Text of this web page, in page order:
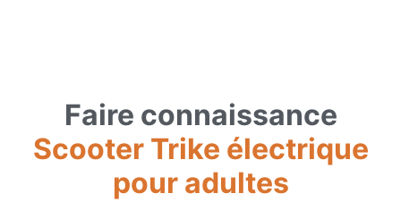
Faire connaissance
Scooter Trike électrique
pour adultes